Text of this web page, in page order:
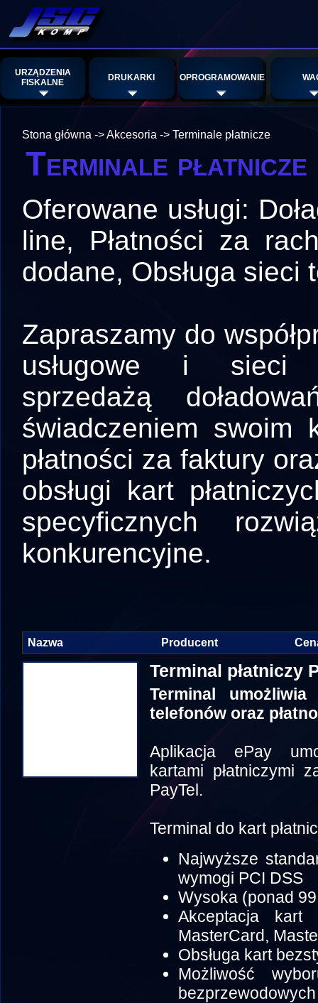
URZĄDZENIA
FISKALNE
DRUKARKI OPROGRAMOWANIE
Stona główna ->Akcesoria -> Terminale płatnicze
Terminale płatnicze
Oferowane usługi:
line, Płatności za
dodane, Obsługa sieci
Zapraszamy do
usługowe i sieci
sprzedażą
świadczeniem swoim
płatności za faktury
obsługi kart
specyficznych
konkurencyjne.
Nazwa Producent
Terminal płatniczy
Terminal umożliwia
telefonów oraz
Aplikacja ePay
kartami płatniczymi
PayTel.
Terminal do kart
Najwyższe
wymogi PCI DSS
Wysoka (ponad
Akceptacja
MasterCard,
Obsługa kart
Możliwość